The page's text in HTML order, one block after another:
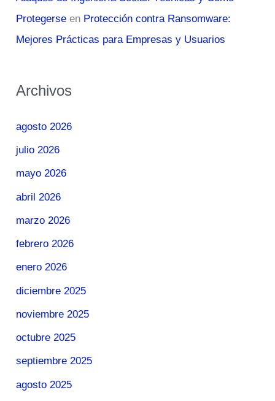
Protegerse en Protección contra Ransomware:
Mejores Prácticas para Empresas y Usuarios
Archivos
agosto 2026
julio 2026
mayo 2026
abril 2026
marzo 2026
febrero 2026
enero 2026
diciembre 2025
noviembre 2025
octubre 2025
septiembre 2025
agosto 2025